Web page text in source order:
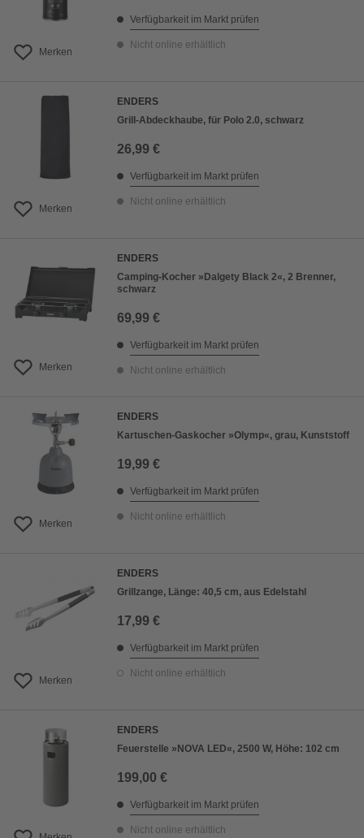
Merken
Verfügbarkeit im Markt prüfen
Nicht online erhältlich
Merken
ENDERS
Grill-Abdeckhaube, für Polo 2.0, schwarz
26,99 €
Verfügbarkeit im Markt prüfen
Nicht online erhältlich
Merken
ENDERS
Camping-Kocher »Dalgety Black 2«, 2 Brenner,
schwarz
69,99 €
Verfügbarkeit im Markt prüfen
Nicht online erhältlich
Merken
ENDERS
Kartuschen-Gaskocher »Olymp«, grau, Kunststoff
19,99 €
Verfügbarkeit im Markt prüfen
Nicht online erhältlich
Merken
ENDERS
Grillzange, Länge: 40,5 cm, aus Edelstahl
17,99 €
Verfügbarkeit im Markt prüfen
Nicht online erhältlich
ENDERS
Feuerstelle »NOVA LED«, 2500 W, Höhe: 102 cm
199,00 €
Verfügbarkeit im Markt prüfen
Nicht online erhältlich